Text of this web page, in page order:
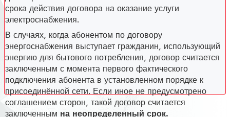
срока действия договора на оказание услуги
электроснабжения.
В случаях, когда абонентом по договору
энергоснабжения выступает гражданин, использующий
энергию для бытового потребления, договор считается
заключенным с момента первого фактического
подключения абонента в установленном порядке к
присоединённой сети. Если иное не предусмотрено
соглашением сторон, такой договор считается
заключенным на неопределенный срок.